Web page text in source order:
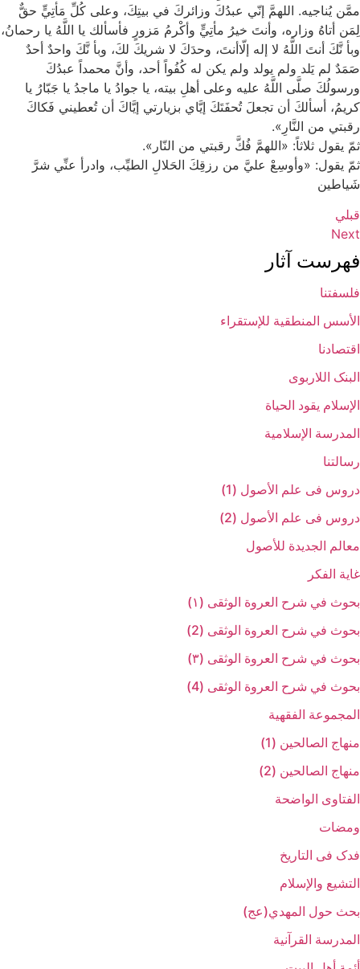
ممَّن يُناجيه. اللهمَّ إنّي عبدُكَ وزائركَ في بيتِكَ، وعلى كُلِّ مَأتِيٍّ حقٌّ
لِمَن أتاهُ وزاره، وأنتَ خيرُ مأتِيٍّ وأكْرمُ مَزورٍ فأسألك يا اللَّهُ يا رحمانُ،
وبأ نَّكَ أنتَ اللَّهُ لا إله إلّاأنتَ، وحدَكَ لا شريكَ لكَ، وبأ نَّكَ واحدٌ أحدٌ
صَمَدٌ لم يَلد ولم يولد ولم يكن له كُفُواً أحد، وأنَّ محمداً عبدُكَ
ورسولُكَ صلَّى اللَّهُ عليه وعلى أهلِ بيته، يا جوادُ يا ماجدُ يا جَبّارُ يا
كريمُ، أسألكَ أن تجعلَ تُحفَتَكَ إيَّاي بزيارتي إيَّاكَ أن تُعطيني فَكاكَ
رقبتي من النَّارِ».
ثمّ يقول ثلاثاً: «اللهمَّ فُكَّ رقبتي من النّار».
ثمّ يقول: «وأوسِعْ عليَّ من رزقِكَ الحَلالِ الطيِّب، وادرأ عنِّي شرَّ
شَياطين‏
قبلي
فهرست آثار
فلسفتنا
الأسس المنطقیة للإستقراء
اقتصادنا
البنک اللاربوی
الإسلام یقود الحیاة
المدرسة الإسلامیة
رسالتنا
دروس فی علم الأصول (1)
دروس فی علم الأصول (2)
معالم الجدیدة للأصول
غایة الفکر
بحوث في شرح العروة الوثقی (۱)
بحوث في شرح العروة الوثقی (2)
بحوث في شرح العروة الوثقی (۳)
بحوث في شرح العروة الوثقی (4)
المجموعة الفقهیة
منهاج الصالحین (1)
منهاج الصالحین (2)
الفتاوی الواضحة
ومضات
فدک فی التاریخ
التشیع والإسلام
بحث حول المهدي(عج)
المدرسة القرآنیة